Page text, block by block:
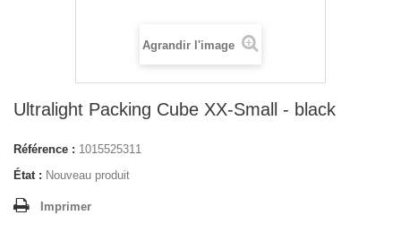
Agrandir l'image
Ultralight Packing Cube XX-Small - black
Référence : 1015525311
État : Nouveau produit
Imprimer